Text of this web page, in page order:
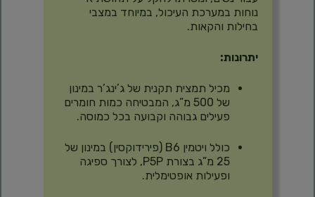
נוחות במערכת העיכול, במיוחד במצבי
בחילות והקאות.
יתרונות:
מכיל תמצית תקנית של ג’ינג’ר במינון
של 500 מ”ג, המבטיחה כמות חומרים
פעילים גבוהה וקבועה בכל כמוסה.
כולל ויטמין B6 (פירידוקסין) במינון של
25 מ”ג בצורת P5P, לצורך ספיגה
ופעילות אופטימלית.